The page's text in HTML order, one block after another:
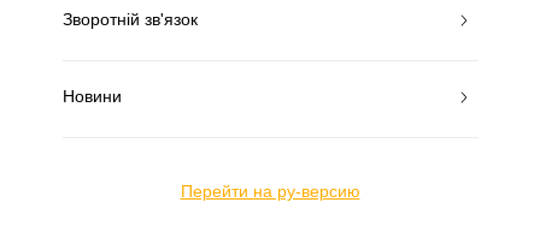
Зворотній зв'язок
Новини
Перейти на ру-версию